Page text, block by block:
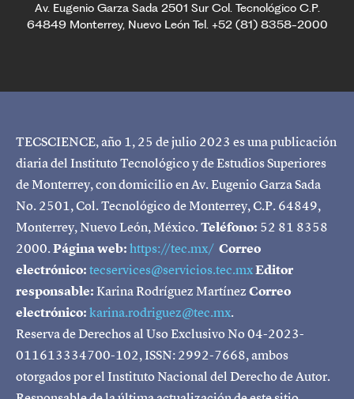
Av. Eugenio Garza Sada 2501 Sur Col. Tecnológico C.P.
64849 Monterrey, Nuevo León Tel. +52 (81) 8358-2000
TECSCIENCE, año 1, 25 de julio 2023 es una publicación
diaria del Instituto Tecnológico y de Estudios Superiores
de Monterrey, con domicilio en Av. Eugenio Garza Sada
No. 2501, Col. Tecnológico de Monterrey, C.P. 64849,
Monterrey, Nuevo León, México.Teléfono: 52 81 8358
2000.Página web:https://tec.mx/ Correo
electrónico:tecservices@servicios.tec.mxEditor
responsable:Karina Rodríguez MartínezCorreo
electrónico:karina.rodriguez@tec.mx.
Reserva de Derechos al Uso Exclusivo No 04-2023-
011613334700-102, ISSN: 2992-7668, ambos
otorgados por el Instituto Nacional del Derecho de Autor.